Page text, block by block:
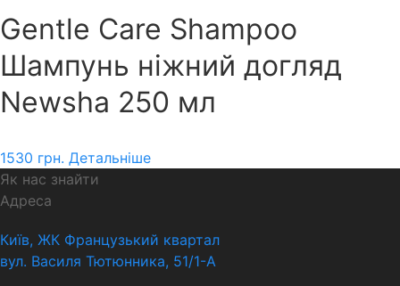
Gentle Care Shampoo
Шампунь ніжний догляд
Newsha 250 мл
1530 грн. Детальніше
Як нас знайти
Адреса
Київ, ЖК Французький квартал
вул. Василя Тютюнника, 51/1-А